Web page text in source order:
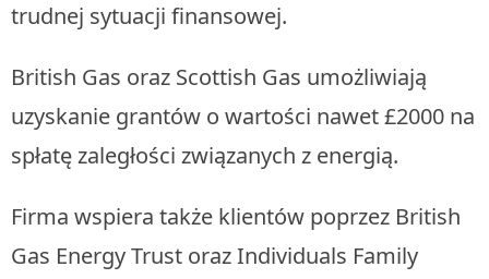
trudnej sytuacji finansowej.
British Gas oraz Scottish Gas umożliwiają
uzyskanie grantów o wartości nawet £2000 na
spłatę zaległości związanych z energią.
Firma wspiera także klientów poprzez British
Gas Energy Trust oraz Individuals Family